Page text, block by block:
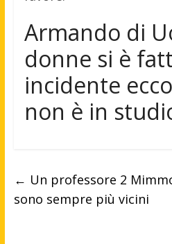
Armando di
donne si è
incidente
non è in
← Un professore 2
sono sempre più vicini